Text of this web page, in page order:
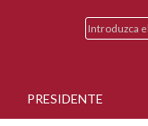
PRESIDENTE